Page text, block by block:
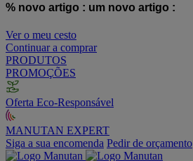
% novo artigo : um novo artigo :
Ver o meu cesto
Continuar a comprar
PRODUTOS
PROMOÇÕES
Oferta Eco-Responsável
MANUTAN EXPERT
Siga a sua encomenda Pedir de orçamento